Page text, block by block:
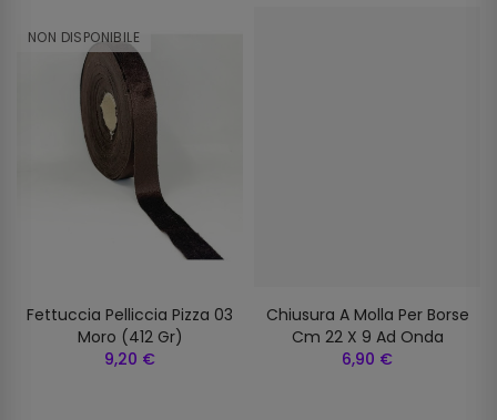
NON DISPONIBILE
Fettuccia Pelliccia Pizza 03
Moro (412 Gr)
9,20 €
Chiusura A Molla Per Borse
Cm 22 X 9 Ad Onda
6,90 €